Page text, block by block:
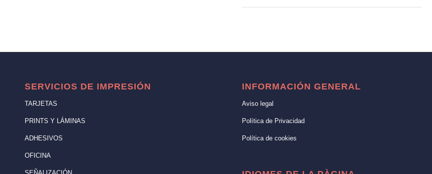
SERVICIOS DE IMPRESIÓN
TARJETAS
PRINTS Y LÁMINAS
ADHESIVOS
OFICINA
INFORMACIÓN GENERAL
Aviso legal
Política de Privacidad
Política de cookies